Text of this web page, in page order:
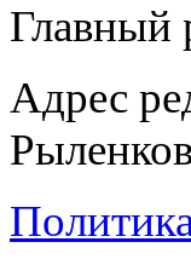
Главный
Адрес